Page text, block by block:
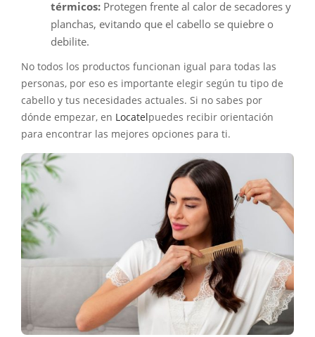
térmicos: Protegen frente al calor de secadores y
planchas, evitando que el cabello se quiebre o
debilite.
No todos los productos funcionan igual para todas las
personas, por eso es importante elegir según tu tipo de
cabello y tus necesidades actuales. Si no sabes por
dónde empezar, en Locatel puedes recibir orientación
para encontrar las mejores opciones para ti.